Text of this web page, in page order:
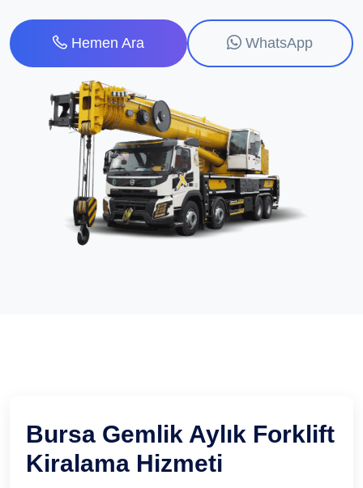
Hemen Ara WhatsApp
Bursa Gemlik Aylık Forklift
Kiralama Hizmeti